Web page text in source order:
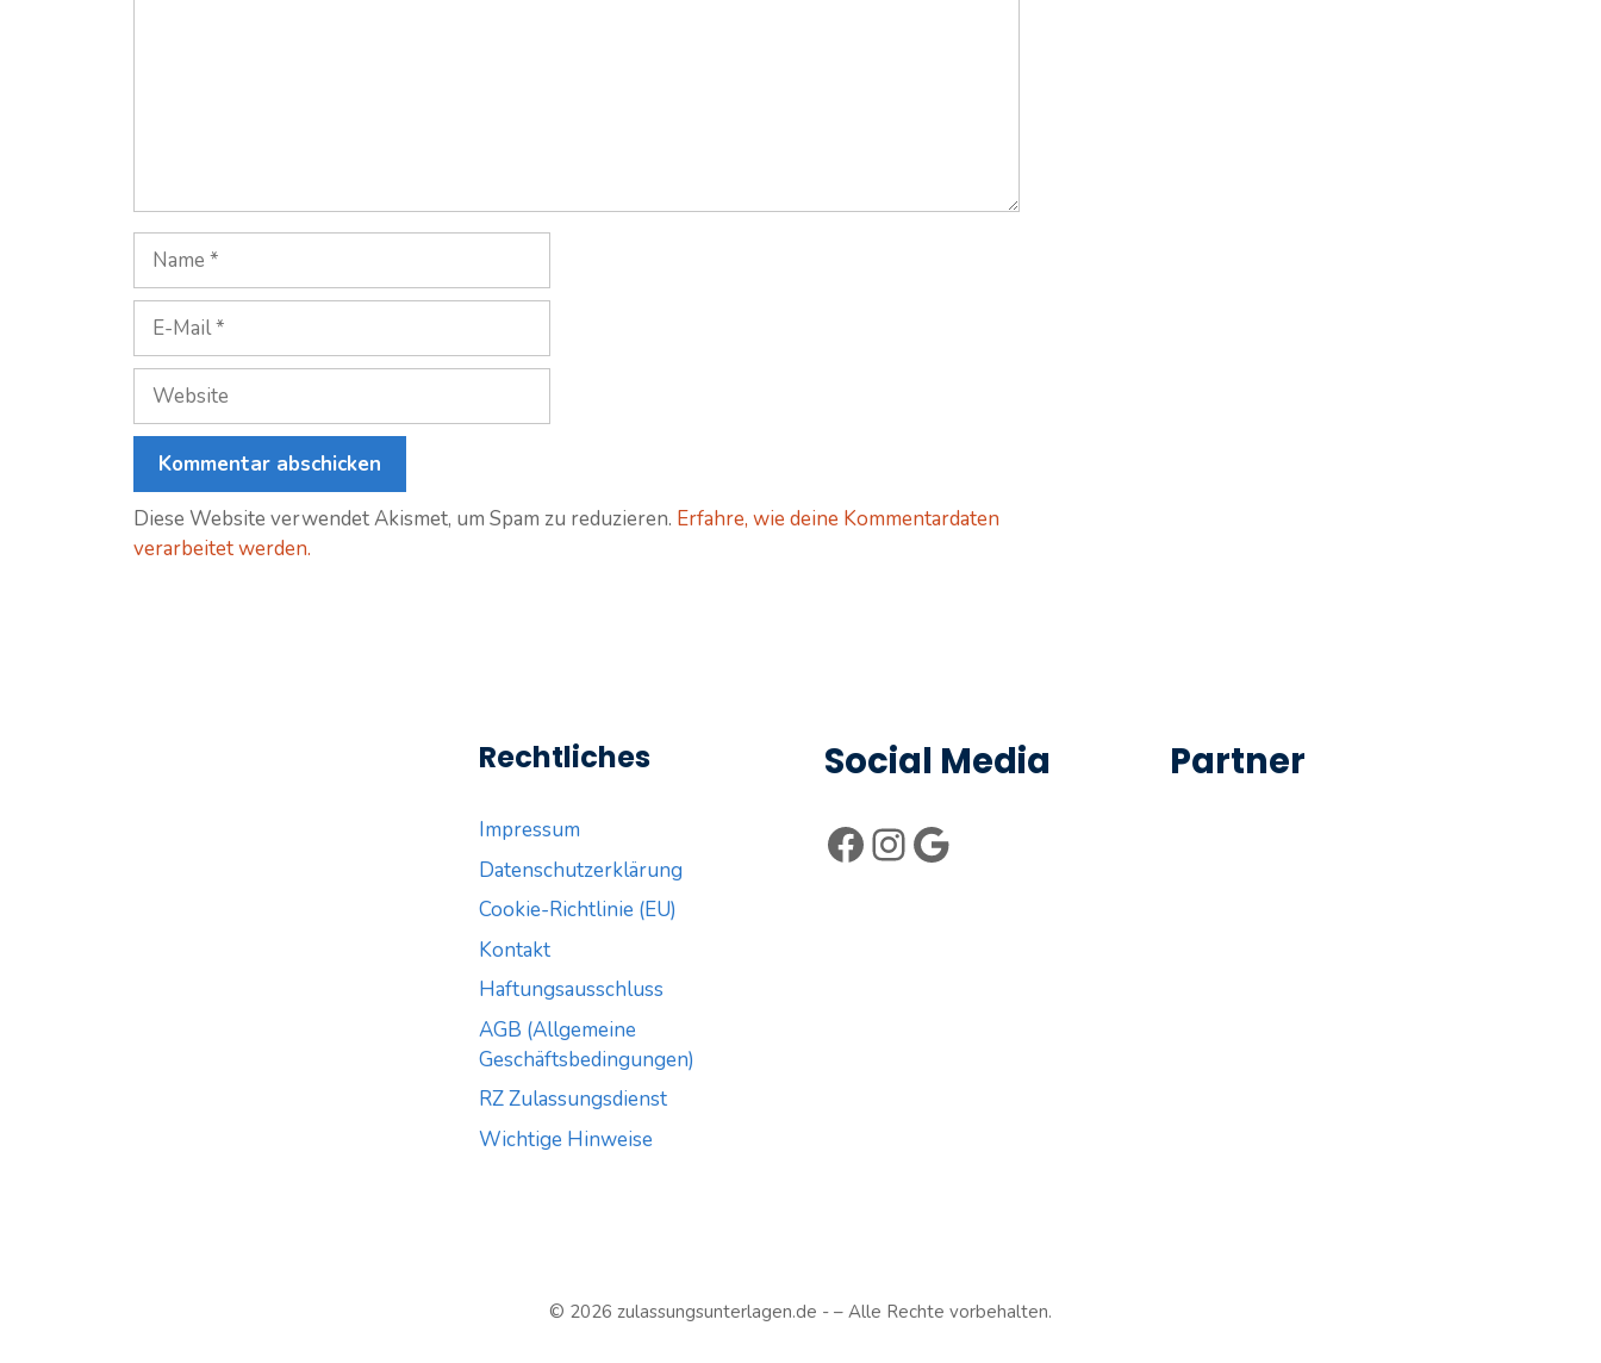
Name
Mail
Website
Diese Website verwendet Akismet, um Spam zu reduzieren. Erfahre, wie deine Kommentardaten
verarbeitet werden.
Rechtliches
Impressum
Datenschutzerklärung
Cookie-Richtlinie (EU)
Kontakt
Haftungsausschluss
AGB (Allgemeine
Geschäftsbedingungen)
RZ Zulassungsdienst
Wichtige Hinweise
Social Media
Facebook
Instagram
Google
Partner